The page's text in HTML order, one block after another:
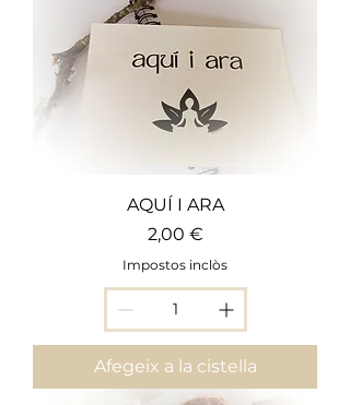
AQUÍ I ARA
Preu
2,00 €
Impostos inclòs
Afegeix a la cistella